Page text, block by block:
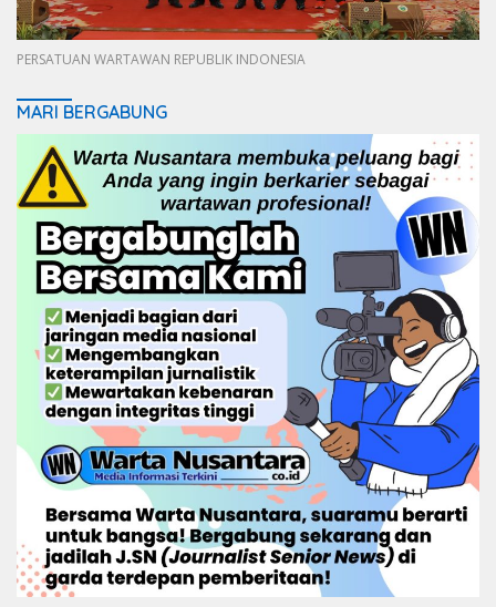
PERSATUAN WARTAWAN REPUBLIK INDONESIA
MARI BERGABUNG